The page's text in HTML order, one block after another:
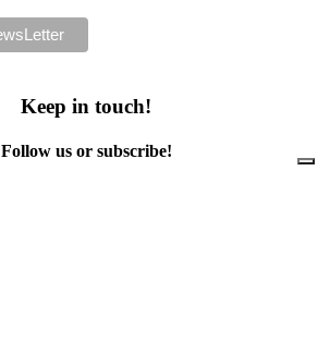
Keep in touch!
Follow us or subscribe!